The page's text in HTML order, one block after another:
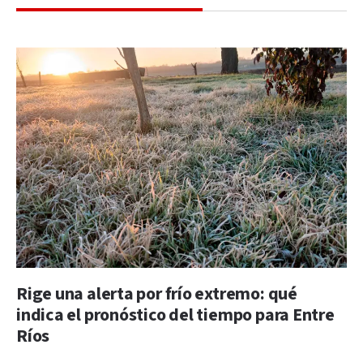
Rige una alerta por frío extremo: qué
indica el pronóstico del tiempo para Entre
Ríos